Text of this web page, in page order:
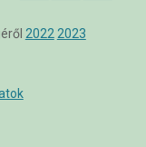
2022 2023